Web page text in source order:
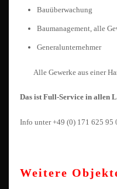
Bauüberwachung
Baumanagement, alle
Generalunternehmer
Alle Gewerke aus einer
Das ist Full-Service in allen
Info unter +49 (0) 171 625 95
Weitere